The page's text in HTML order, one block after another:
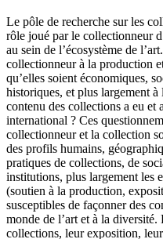
Le pôle de recherche sur les
rôle joué par le collectionneur
au sein de l’écosystème de
collectionneur à la production
qu’elles soient économiques,
historiques, et plus largement
contenu des collections a eu et
international ? Ces
collectionneur et la collection
des profils humains,
pratiques de collections, de
institutions, plus largement les
(soutien à la production,
susceptibles de façonner des
monde de l’art et à la
collections, leur exposition,